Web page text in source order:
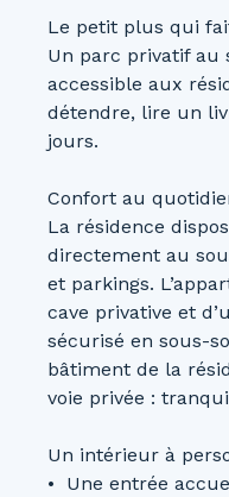
Le petit plus qui
Un parc privatif au
accessible aux
détendre, lire un
jours.
Confort au
La résidence
directement au
et parkings.
cave privative et
sécurisé en sous-
bâtiment de la
voie privée :
Un intérieur à
Une entrée